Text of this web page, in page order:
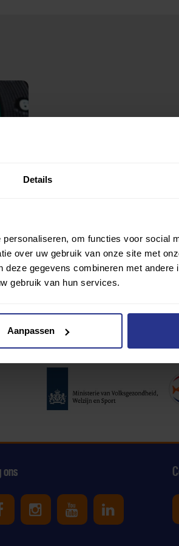
Details
om functies voor social
over uw gebruik van onze site met
gegevens combineren met andere
gebruik van hun services.
Aanpassen
Partners:
ons
Sporten op Facebook
Uniek Sporten op
Uniek Sporten op
Uniek